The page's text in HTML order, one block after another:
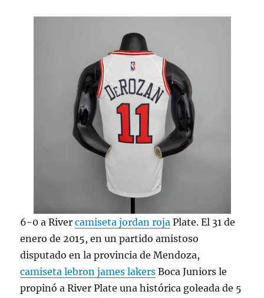
6-0 a Rivercamiseta jordan roja Plate. El 31 de
enero de 2015, en un partido amistoso
disputado en la provincia de Mendoza,
camiseta lebron james lakers Boca Juniors le
propinó a River Plate una histórica goleada de 5